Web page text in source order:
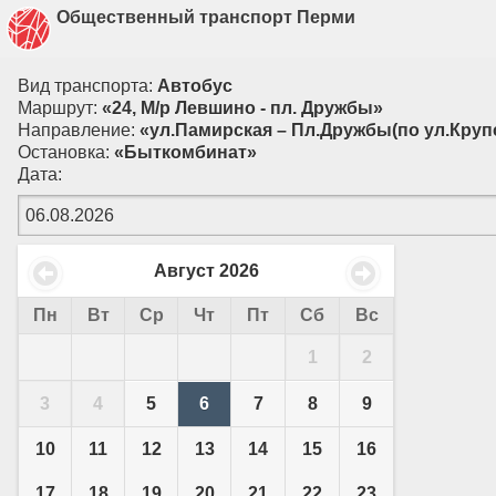
Общественный транспорт Перми
Вид транспорта: Автобус
Маршрут: «24, М/р Левшино - пл. Дружбы»
Направление: «ул.Памирская – Пл.Дружбы(по
Остановка: «Быткомбинат»
Дата:
Август 2026
Пн Вт Ср Чт Пт Сб Вс
1 2
3 4 5 6 7 8 9
10 11 12 13 14 15 16